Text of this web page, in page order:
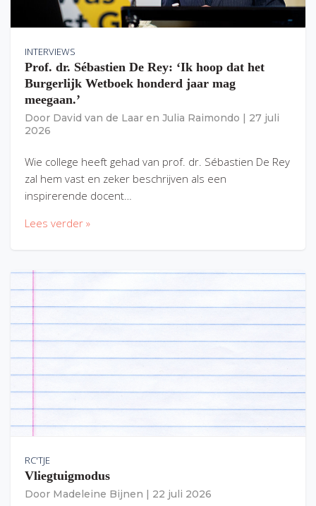
INTERVIEWS
Prof. dr. Sébastien De Rey: ‘Ik hoop dat het
Burgerlijk Wetboek honderd jaar mag
meegaan.’
Door David van de Laar en Julia Raimondo
27 juli
2026
Wie college heeft gehad van prof. dr. Sébastien De Rey
zal hem vast en zeker beschrijven als een
inspirerende docent…
Lees verder »
RC'TJE
Vliegtuigmodus
Door Madeleine Bijnen 22 juli 2026